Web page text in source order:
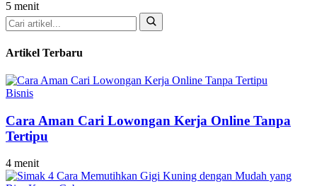
5 menit
Cari
Artikel Terbaru
Bisnis
Cara Aman Cari Lowongan Kerja Online Tanpa
Tertipu
4 menit